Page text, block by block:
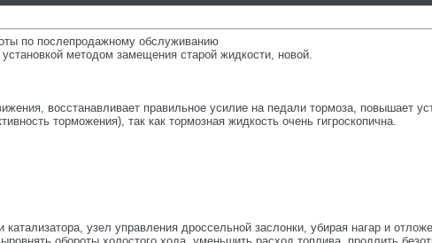
по послепродажному обслуживанию
методом замещения старой жидкости, новой.
восстанавливает правильное усилие на педали тормоза, повышает
торможения), так как тормозная жидкость очень гигроскопична.
узел управления дроссельной заслонки, убирая нагар и